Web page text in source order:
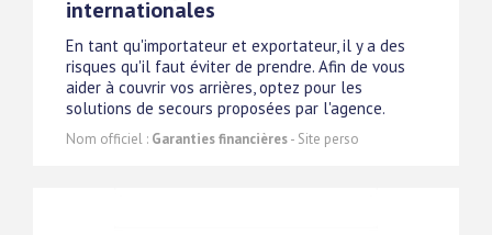
internationales
En tant qu'importateur et exportateur, il y a des
risques qu'il faut éviter de prendre. Afin de vous
aider à couvrir vos arrières, optez pour les
solutions de secours proposées par l'agence.
Nom officiel : Garanties financières- Site perso